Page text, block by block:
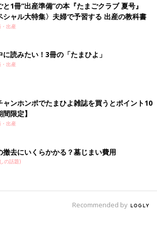
と1冊“出産準備”の本『たまごクラブ 夏号』
シャル大特集〉夫婦で予習する 出産の教科書
出産
に読みたい！3冊の「たまひよ」
出産
ャンホンポでたまひよ雑誌を買うとポイント10
限定】
出産
撤去にいくらかかる？墓じまい費用
の話題)
Recommended by